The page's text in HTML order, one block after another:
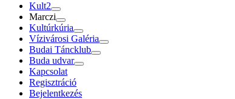
Kult2
Marczi
Kultúrkúria
Vízivárosi Galéria
Budai Táncklub
Buda udvar
Kapcsolat
Regisztráció
Bejelentkezés